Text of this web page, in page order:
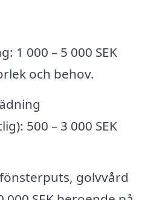
1 000 – 5 000 SEK
och behov.
500 – 3 000 SEK
golvvård